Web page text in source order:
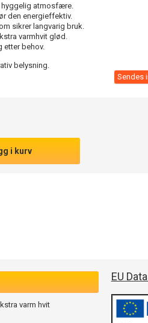
hyggelig atmosfære.
den energieffektiv.
sikrer langvarig bruk.
varmhvit glød.
etter behov.
belysning.
Sendes
i kurv
varm hvit
EU